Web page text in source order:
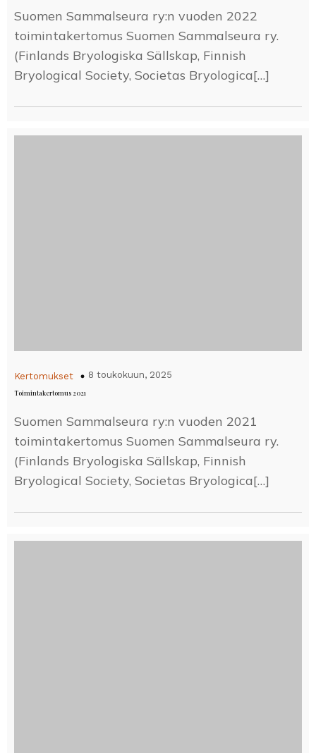
Suomen Sammalseura ry:n vuoden 2022
toimintakertomus Suomen Sammalseura ry.
(Finlands Bryologiska Sällskap, Finnish
Bryological Society, Societas Bryologica[…]
Kertomukset 8 toukokuun, 2025
Toimintakertomus 2021
Suomen Sammalseura ry:n vuoden 2021
toimintakertomus Suomen Sammalseura ry.
(Finlands Bryologiska Sällskap, Finnish
Bryological Society, Societas Bryologica[…]